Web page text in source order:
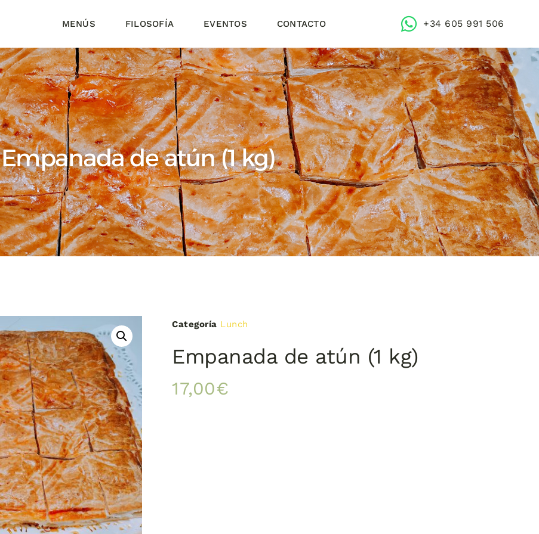
MENÚS FILOSOFÍA EVENTOS CONTACTO +34 605 991 506
Empanada de atún (1 kg)
Categoría Lunch
Empanada de atún (1 kg)
17,00€